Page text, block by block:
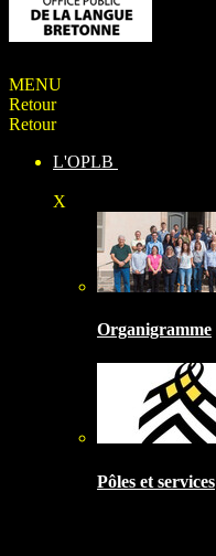
MENU
Retour
Retour
L'OPLB
X
Organigramme
Pôles et services